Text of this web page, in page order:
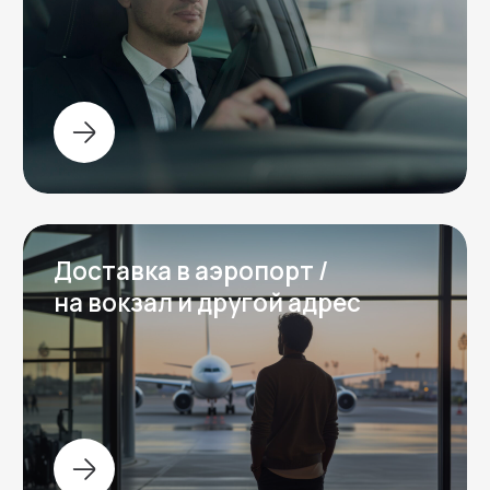
Перезвоним за 15 минут
Галерея
Фотогалерея от клиентов